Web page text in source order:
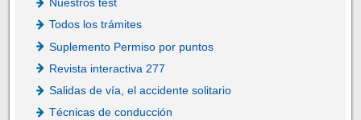
Nuestros test
Todos los trámites
Suplemento Permiso por puntos
Revista interactiva 277
Salidas de vía, el accidente solitario
Técnicas de conducción